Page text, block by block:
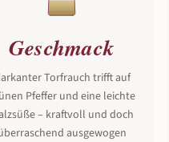
Geschmack
Torfrauch trifft auf
Pfeffer und eine leichte
– kraftvoll und doch
ausgewogen